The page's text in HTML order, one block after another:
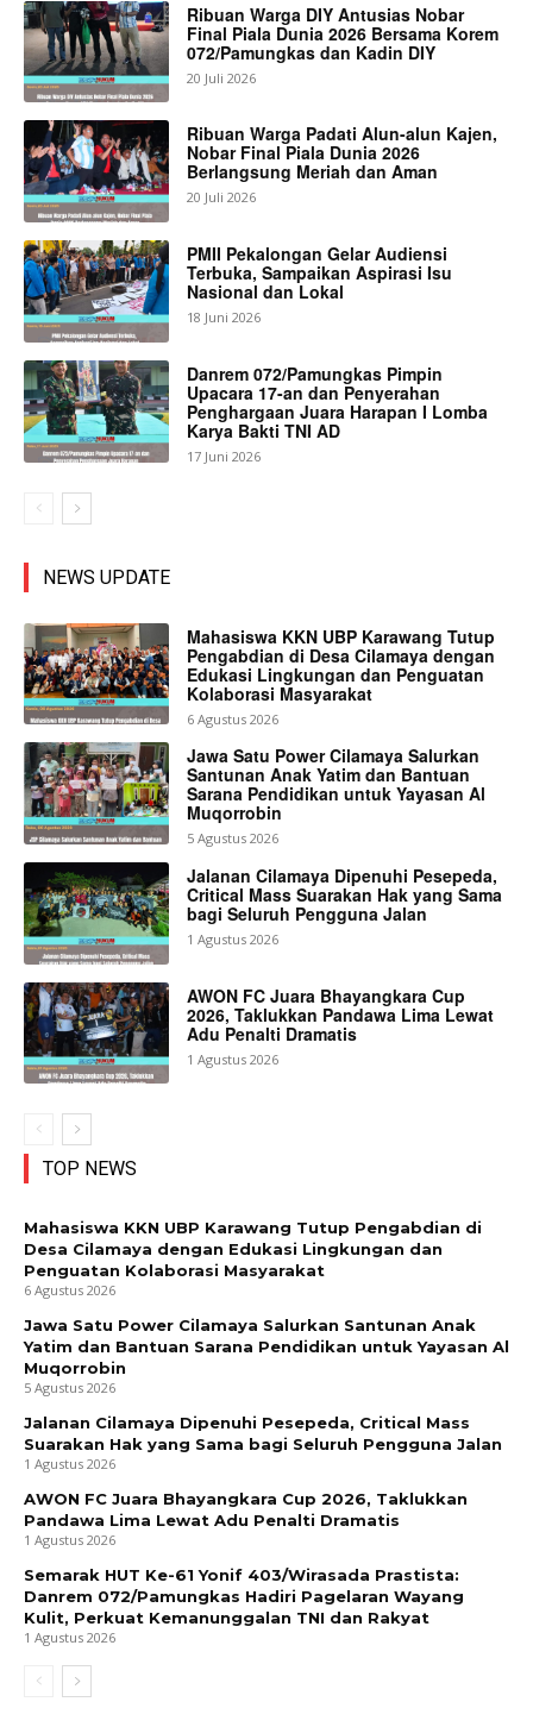
Ribuan Warga DIY Antusias Nobar
Final Piala Dunia 2026 Bersama Korem
072/Pamungkas dan Kadin DIY
20 Juli 2026
Ribuan Warga Padati Alun-alun Kajen,
Nobar Final Piala Dunia 2026
Berlangsung Meriah dan Aman
20 Juli 2026
PMII Pekalongan Gelar Audiensi
Terbuka, Sampaikan Aspirasi Isu
Nasional dan Lokal
18 Juni 2026
Danrem 072/Pamungkas Pimpin
Upacara 17-an dan Penyerahan
Penghargaan Juara Harapan I Lomba
Karya Bakti TNI AD
17 Juni 2026
NEWS UPDATE
Mahasiswa KKN UBP Karawang Tutup
Pengabdian di Desa Cilamaya dengan
Edukasi Lingkungan dan Penguatan
Kolaborasi Masyarakat
6 Agustus 2026
Jawa Satu Power Cilamaya Salurkan
Santunan Anak Yatim dan Bantuan
Sarana Pendidikan untuk Yayasan Al
Muqorrobin
5 Agustus 2026
Jalanan Cilamaya Dipenuhi Pesepeda,
Critical Mass Suarakan Hak yang Sama
bagi Seluruh Pengguna Jalan
1 Agustus 2026
AWON FC Juara Bhayangkara Cup
2026, Taklukkan Pandawa Lima Lewat
Adu Penalti Dramatis
1 Agustus 2026
TOP NEWS
Mahasiswa KKN UBP Karawang Tutup Pengabdian di
Desa Cilamaya dengan Edukasi Lingkungan dan
Penguatan Kolaborasi Masyarakat
6 Agustus 2026
Jawa Satu Power Cilamaya Salurkan Santunan Anak
Yatim dan Bantuan Sarana Pendidikan untuk Yayasan Al
Muqorrobin
5 Agustus 2026
Jalanan Cilamaya Dipenuhi Pesepeda, Critical Mass
Suarakan Hak yang Sama bagi Seluruh Pengguna Jalan
1 Agustus 2026
AWON FC Juara Bhayangkara Cup 2026, Taklukkan
Pandawa Lima Lewat Adu Penalti Dramatis
1 Agustus 2026
Semarak HUT Ke-61 Yonif 403/Wirasada Prastista:
Danrem 072/Pamungkas Hadiri Pagelaran Wayang
Kulit, Perkuat Kemanunggalan TNI dan Rakyat
1 Agustus 2026